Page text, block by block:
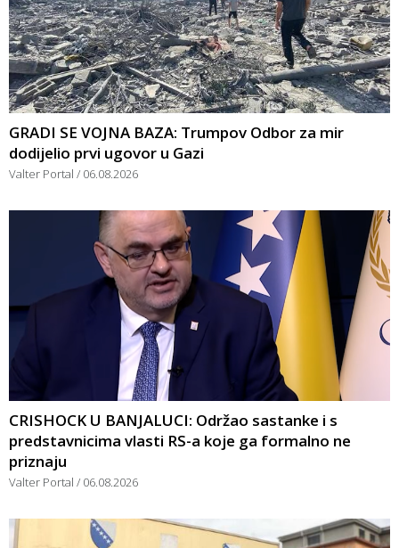
GRADI SE VOJNA BAZA: Trumpov Odbor za mir
dodijelio prvi ugovor u Gazi
Valter Portal 06.08.2026
CRISHOCK U BANJALUCI: Održao sastanke i s
predstavnicima vlasti RS-a koje ga formalno ne
priznaju
Valter Portal 06.08.2026